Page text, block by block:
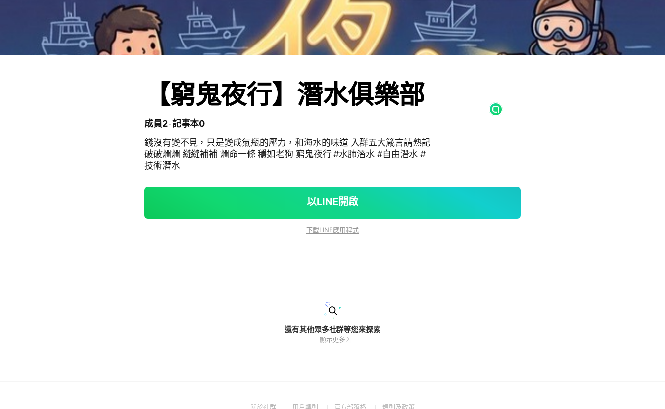
【窮鬼夜行】潛水俱樂部
成員2 記事本0
錢沒有變不見，只是變成氣瓶的壓力，和海水的味道 入群五大箴言請熟記
破破爛爛 縫縫補補 爛命一條 穩如老狗 窮鬼夜行 #水肺潛水 #自由潛水 #
技術潛水
以LINE開啟
下載LINE應用程式
還有其他眾多社群等您來探索
顯示更多
關於社群 (Open用戶準則 (Open官方部落格 (Open規則及政策(Open